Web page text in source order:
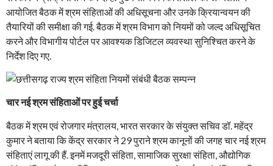
आयोजित बैठक में श्रम संहिताओं की अधिसूचना और उनके क्रियान्वयन की
तैयारियों की समीक्षा की गई. बैठक में श्रम विभाग को नियमों को जल्द अधिसूचित
करने और विभागीय पोर्टल पर आवश्यक डिजिटल व्यवस्था सुनिश्चित करने के
निर्देश दिए गए.
चार नई श्रम संहिताओं पर हुई चर्चा
बैठक में श्रम एवं रोजगार मंत्रालय, भारत सरकार के संयुक्त सचिव डॉ. महेंद्र
कुमार ने बताया कि केंद्र सरकार ने 29 पुराने श्रम कानूनों की जगह चार नई श्रम
संहिताएं लागू की हैं. इनमें मजदूरी संहिता, सामाजिक सुरक्षा संहिता, औद्योगिक